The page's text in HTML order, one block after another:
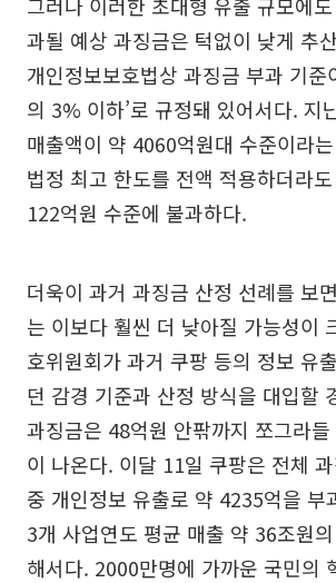
과될 예상 과징금은 턱없이 낮게 추
개인정보보호법상 과징금 부과 기준
의 3% 이하’로 규정돼 있어서다. 지
매출액이 약 4060억원대 수준이라
법정 최고 한도를 전액 적용하더라
122억원 수준에 불과하다.
더욱이 과거 과징금 산정 선례를 보
는 이보다 훨씬 더 낮아질 가능성이
호위원회가 과거 쿠팡 등의 정보 유
던 감경 기준과 산정 방식을 대입할
과징금은 48억원 안팎까지 쪼그라
이 나온다. 이달 11일 쿠팡은 전체
중 개인정보 유출로 약 4235억을 부
3개 사업연도 평균 매출 약 36조원
해서다. 2000만명에 가까운 국민의